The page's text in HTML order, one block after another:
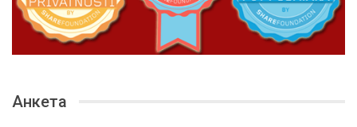
Анкета